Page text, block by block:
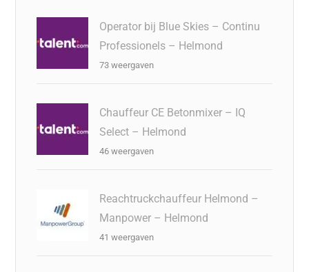
Operator bij Blue Skies – Continu
Professionels – Helmond
73 weergaven
Chauffeur CE Betonmixer – IQ
Select – Helmond
46 weergaven
Reachtruckchauffeur Helmond –
Manpower – Helmond
41 weergaven